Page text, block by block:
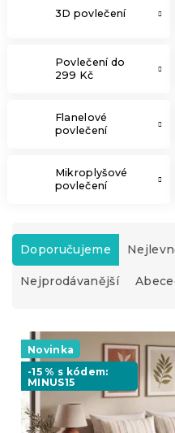
3D povlečení
Povlečení do
299 Kč
Flanelové
povlečení
Mikroplyšové
povlečení
Ř
z
e
p
d
Doporučujeme
Nejprodávanější
p
p
Novinka
-15 % s kódem:
MINUS15